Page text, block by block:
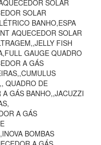
SOLAR
SOLAR
BANHO,ESPA
AQUECEDOR SOLAR
FISH
GAUGE QUADRO
A GÁS
QUADRO DE
GÁS BANHO,,JACUZZI
A GÁS
BOMBAS